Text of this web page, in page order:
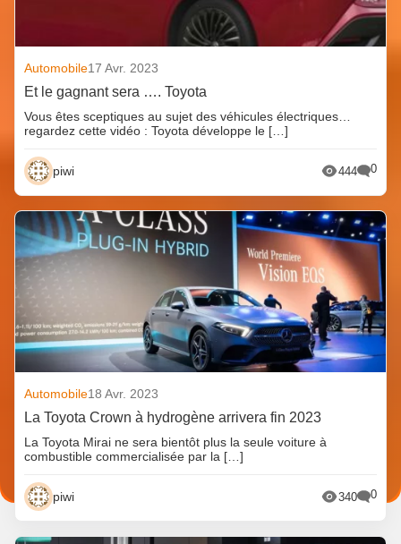
Automobile17 Avr. 2023
Et le gagnant sera …. Toyota
Vous êtes sceptiques au sujet des véhicules électriques…
regardez cette vidéo : Toyota développe le […]
piwi 444 0
Automobile18 Avr. 2023
La Toyota Crown à hydrogène arrivera fin 2023
La Toyota Mirai ne sera bientôt plus la seule voiture à
combustible commercialisée par la […]
piwi 340 0